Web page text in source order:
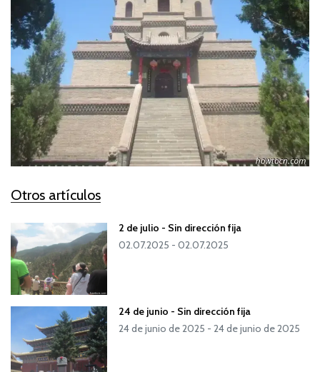
Otros artículos
2 de julio - Sin dirección fija
02.07.2025 - 02.07.2025
24 de junio - Sin dirección fija
24 de junio de 2025 - 24 de junio de 2025